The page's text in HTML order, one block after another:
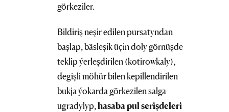
görkeziler.
Bildiriş neşir edilen pursatyndan
başlap, bäsleşik üçin doly görnüşde
teklip ýerleşdirilen (kotirowkaly),
degişli möhür bilen kepillendirilen
bukja ýokarda görkezilen salga
ugradylyp,hasaba pul serişdeleri